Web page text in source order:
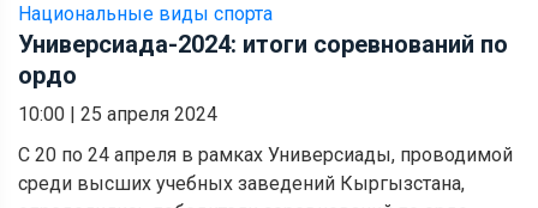
Национальные виды спорта
Универсиада-2024: итоги соревнований по
ордо
10:00 | 25 апреля 2024
С 20 по 24 апреля в рамках Универсиады, проводимой
среди высших учебных заведений Кыргызстана,